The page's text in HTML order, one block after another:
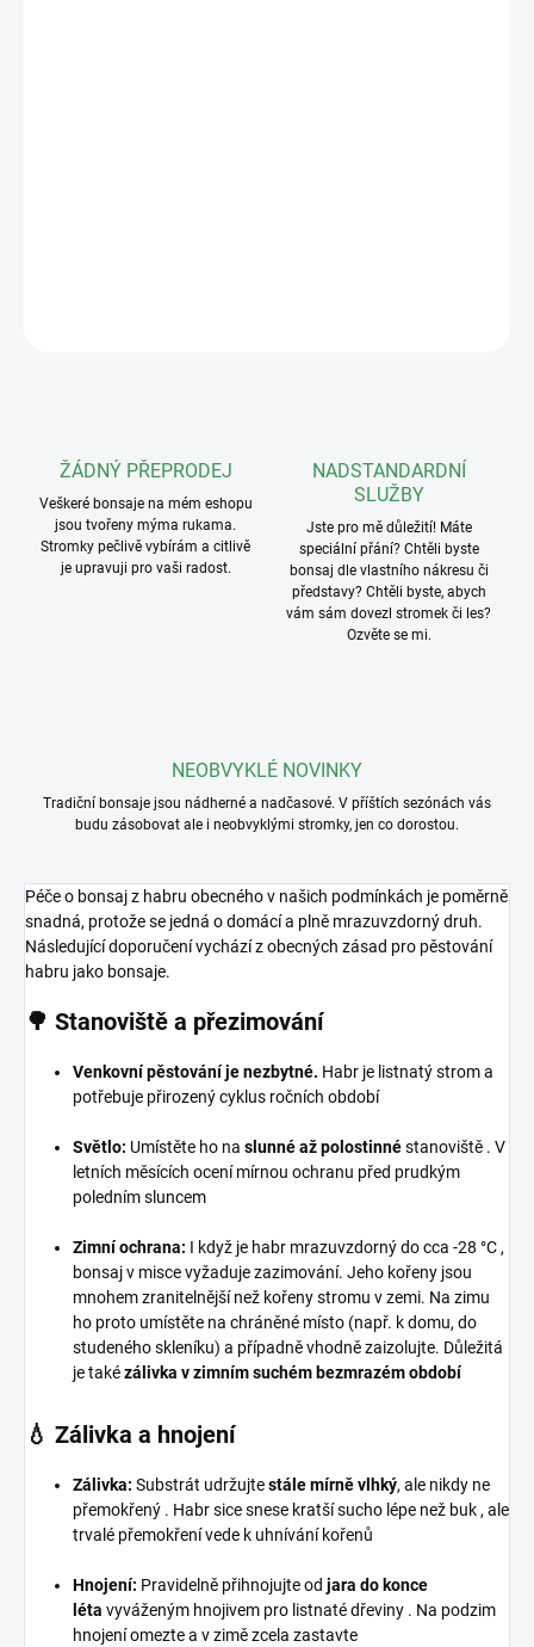
ŽÁDNÝ PŘEPRODEJ
Veškeré bonsaje na mém eshopu
jsou tvořeny mýma rukama.
Stromky pečlivě vybírám a citlivě
je upravuji pro vaši radost.
NADSTANDARDNÍ
SLUŽBY
Jste pro mě důležití! Máte
speciální přání? Chtěli byste
bonsaj dle vlastního nákresu či
představy? Chtěli byste, abych
vám sám dovezl stromek či les?
Ozvěte se mi.
NEOBVYKLÉ NOVINKY
Tradiční bonsaje jsou nádherné a nadčasové. V příštích sezónách vás
budu zásobovat ale i neobvyklými stromky, jen co dorostou.
Péče o bonsaj z habru obecného v našich podmínkách je poměrně
snadná, protože se jedná o domácí a plně mrazuvzdorný druh.
Následující doporučení vychází z obecných zásad pro pěstování
habru jako bonsaje.
🌳 Stanoviště a přezimování
Venkovní pěstování je nezbytné. Habr je listnatý strom a
potřebuje přirozený cyklus ročních období
Světlo: Umístěte ho na slunné až polostinnéstanoviště . V
letních měsících ocení mírnou ochranu před prudkým
poledním sluncem
Zimní ochrana: I když je habr mrazuvzdorný do cca -28 °C,
bonsaj v misce vyžaduje zazimování. Jeho kořeny jsou
mnohem zranitelnější než kořeny stromu v zemi. Na zimu
ho proto umístěte na chráněné místo (např. k domu, do
studeného skleníku) a případně vhodně zaizolujte. Důležitá
je takézálivka v zimním suchém bezmrazém období
💧 Zálivka a hnojení
Zálivka: Substrát udržujtestále mírně vlhký, ale nikdy ne
přemokřený . Habr sice snese kratší sucho lépe než buk, ale
trvalé přemokření vede k uhnívání kořenů
Hnojení: Pravidelně přihnojujte od jara do konce
léta vyváženým hnojivem pro listnaté dřeviny . Na podzim
hnojení omezte a v zimě zcela zastavte